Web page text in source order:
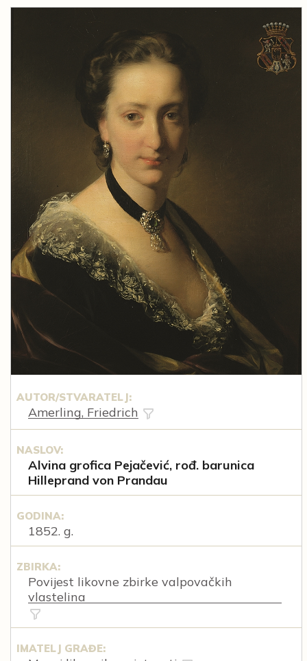
AUTOR/STVARATELJ:
Amerling, Friedrich
NASLOV:
Alvina grofica Pejačević, rođ. barunica
Hilleprand von Prandau
GODINA:
1852. g.
ZBIRKA:
Povijest likovne zbirke valpovačkih
vlastelina
IMATELJ GRAĐE: